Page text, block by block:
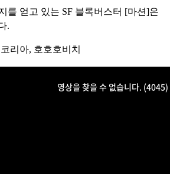
를 얻고 있는 SF 블록버스터 [마션]은
.
리아, 호호호비치